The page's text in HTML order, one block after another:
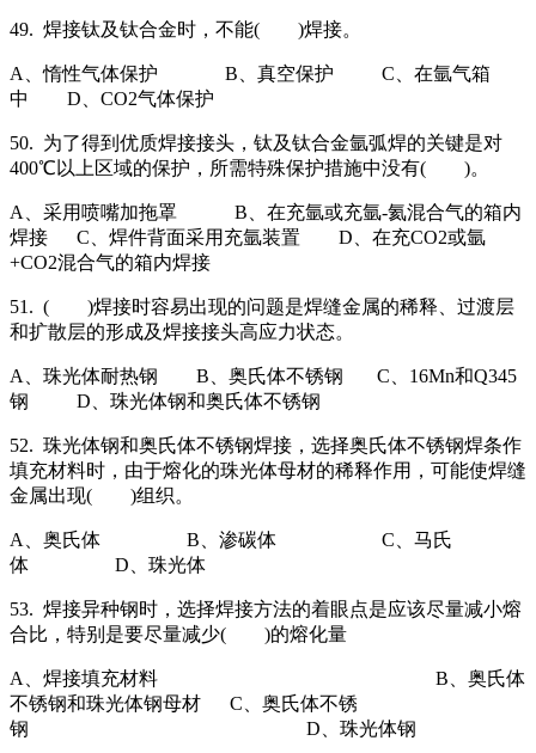
49. 焊接钛及钛合金时，不能( )焊接。
A、惰性气体保护 B、真空保护 C、在氩气箱
中 D、CO2气体保护
50. 为了得到优质焊接接头，钛及钛合金氩弧焊的关键是对
400℃以上区域的保护，所需特殊保护措施中没有( )。
A、采用喷嘴加拖罩 B、在充氩或充氩-氦混合气的箱内
焊接 C、焊件背面采用充氩装置 D、在充CO2或氩
+CO2混合气的箱内焊接
51. ( )焊接时容易出现的问题是焊缝金属的稀释、过渡层
和扩散层的形成及焊接接头高应力状态。
A、珠光体耐热钢 B、奥氏体不锈钢 C、16Mn和Q345
钢 D、珠光体钢和奥氏体不锈钢
52. 珠光体钢和奥氏体不锈钢焊接，选择奥氏体不锈钢焊条作
填充材料时，由于熔化的珠光体母材的稀释作用，可能使焊缝
金属出现( )组织。
A、奥氏体 B、渗碳体 C、马氏
体 D、珠光体
53. 焊接异种钢时，选择焊接方法的着眼点是应该尽量减小熔
合比，特别是要尽量减少( )的熔化量
A、焊接填充材料 B、奥氏体
不锈钢和珠光体钢母材 C、奥氏体不锈
钢 D、珠光体钢